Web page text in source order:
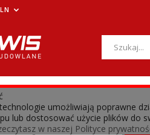
› Agregaty posadzkarskie ›
umożliwiają poprawne
lub dostosować użycie plików do
w naszej Polityce